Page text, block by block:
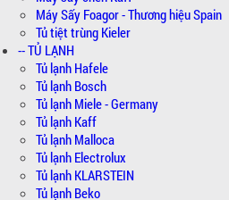
Máy Sấy Foagor - Thương hiệu Spain
Tủ tiệt trùng Kieler
-- TỦ LẠNH
Tủ lạnh Hafele
Tủ lạnh Bosch
Tủ lạnh Miele - Germany
Tủ lạnh Kaff
Tủ lạnh Malloca
Tủ lạnh Electrolux
Tủ lạnh KLARSTEIN
Tủ lạnh Beko